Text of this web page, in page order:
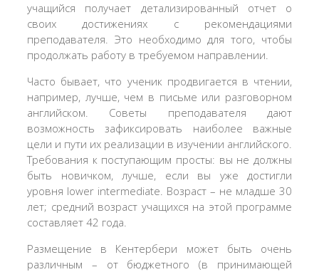
учащийся получает детализированный отчет о
своих достижениях с рекомендациями
преподавателя. Это необходимо для того, чтобы
продолжать работу в требуемом направлении.
Часто бывает, что ученик продвигается в чтении,
например, лучше, чем в письме или разговорном
английском. Советы преподавателя дают
возможность зафиксировать наиболее важные
цели и пути их реализации в изучении английского.
Требования к поступающим просты: вы не должны
быть новичком, лучше, если вы уже достигли
уровня lower intermediate. Возраст – не младше 30
лет; средний возраст учащихся на этой программе
составляет 42 года.
Размещение в Кентербери может быть очень
различным – от бюджетного (в принимающей